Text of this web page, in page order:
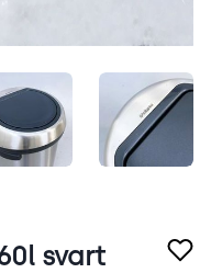
Qx_AAjrAvPz9.jpeg
svart